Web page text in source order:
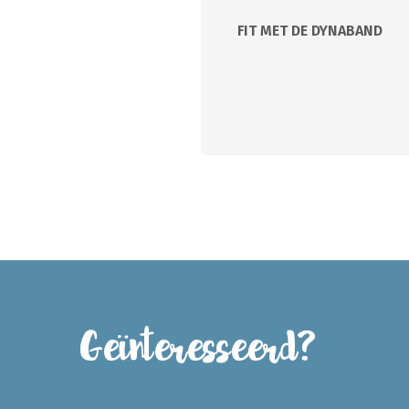
FIT MET DE DYNABAND
Geïnteresseerd?